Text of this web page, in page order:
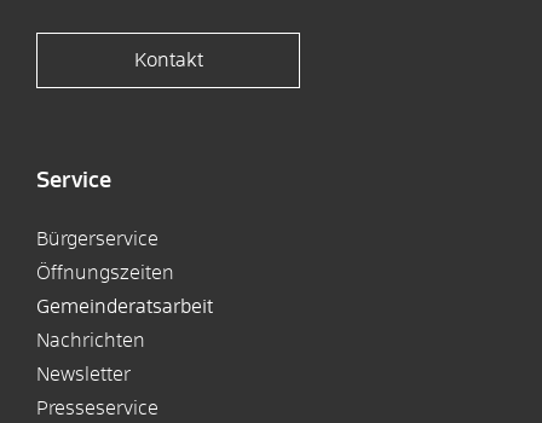
Kontakt
Service
Bürgerservice
Öffnungszeiten
Gemeinderatsarbeit
Nachrichten
Newsletter
Presseservice